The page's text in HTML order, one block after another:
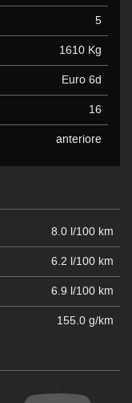
5
1610 Kg
Euro 6d
16
anteriore
8.0 l/100 km
6.2 l/100 km
6.9 l/100 km
155.0 g/km